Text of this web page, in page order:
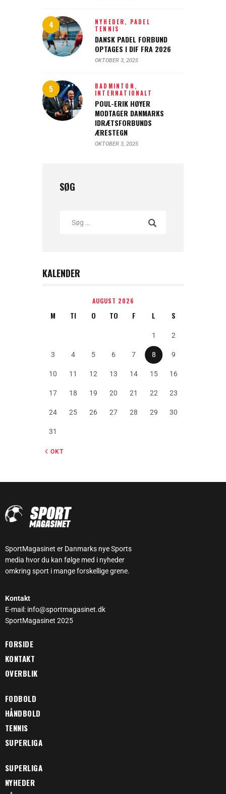
NYHEDER, PADEL
TENNIS
DANSK PADEL FORBUND
OPTAGES I DIF FRA 2026
OKTOBER 3, 2025
BADMINTON,
INTERNATIONALT
POUL-ERIK HØYER
MODTAGER DANMARKS
IDRÆTSFORBUNDS
ÆRESTEGN
OKTOBER 3, 2025
SØG
KALENDER
AUGUST 2026
M TI O TO F L S
1 2
3 4 5 6 7 8 9
10 11 12 13 14 15 16
17 18 19 20 21 22 23
24 25 26 27 28 29 30
31
« OKT
SportMagasinet er Danmarks nye Sports
media hvor du kan følge med i nyheder
omkring sport i mange forskellige grene.
Kontakt
E-mail: info@sportmagasinet.dk
SportMagasinet 2025
FORSIDE
KONTAKT
OVERBLIK
FODBOLD
HÅNDBOLD
TENNIS
SUPERLIGA
SUPERLIGA
NYHEDER